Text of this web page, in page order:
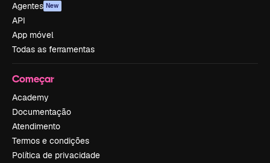
Agentes New
API
App móvel
Todas as ferramentas
Começar
Academy
Documentação
Atendimento
Termos e condições
Política de privacidade